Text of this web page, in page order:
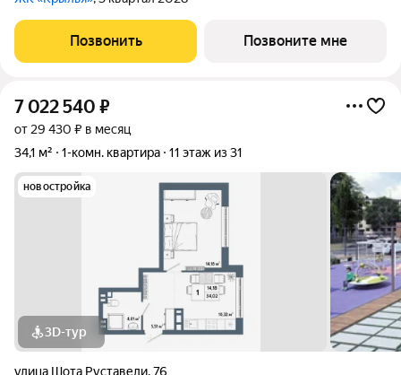
Позвонить Позвоните мне
7 022 540 ₽
от 29 430 ₽ в месяц
34,1 м²
1-комн. квартира 11 этаж из 31
новостройка
3D-тур
улица Шота Руставели,76